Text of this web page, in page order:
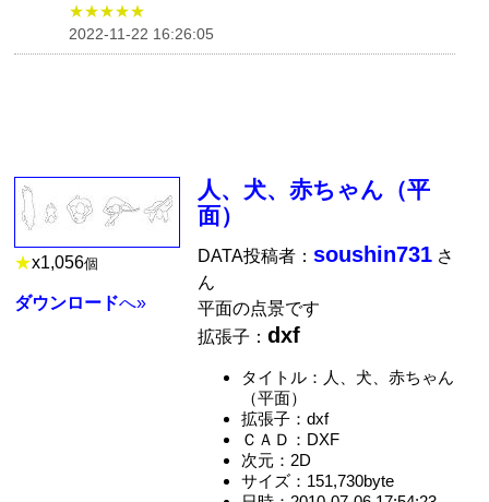
★★★★★
2022-11-22 16:26:05
★x1,056個
ダウンロードへ»
人、犬、赤ちゃん（平
面）
DATA投稿者：soushin731 さ
ん
平面の点景です
拡張子：dxf
タイトル：人、犬、赤ちゃん
（平面）
拡張子：dxf
ＣＡＤ：DXF
次元：2D
サイズ：151,730byte